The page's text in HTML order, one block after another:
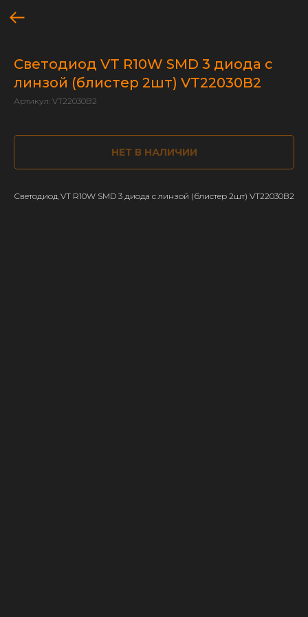
Светодиод VT R10W SMD 3 диода с
линзой (блистер 2шт) VT22030B2
Артикул: VT22030B2
НЕТ В НАЛИЧИИ
Светодиод VT R10W SMD 3 диода с линзой (блистер 2шт) VT22030B2